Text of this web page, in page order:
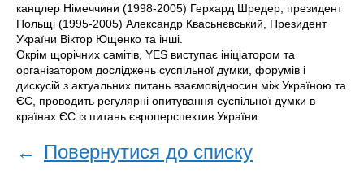
канцлер Німеччини (1998-2005) Герхард Шредер, президент
Польщі (1995-2005) Александр Квасьнєвський, Президент
України Віктор Ющенко та інші.
Окрім щорічних самітів, YES виступає ініціатором та
організатором досліджень суспільної думки, форумів і
дискусій з актуальних питань взаємовідносин між Україною та
ЄС, проводить регулярні опитування суспільної думки в
країнах ЄС із питань європерспектив України.
← Повернутися до списку